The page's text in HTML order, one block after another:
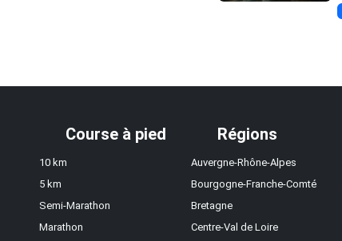
Course à pied
10 km
5 km
Semi-Marathon
Marathon
Régions
Auvergne-Rhône-Alpes
Bourgogne-Franche-Comté
Bretagne
Centre-Val de Loire